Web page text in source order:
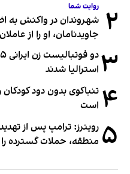
۲ روایت شما
شهروندان در واکنش به
جاویدنامان، او را از
۳ استرالیا شدند
۴ تنباکوی بدون دود کودکان
است
۵ رویترز: ترامپ پس از
منطقه، حملات گسترده